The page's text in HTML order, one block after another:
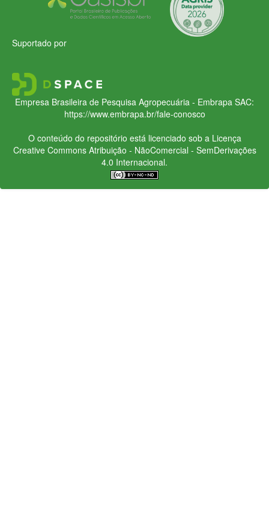
Suportado por
Empresa Brasileira de Pesquisa Agropecuária - Embrapa SAC:
https://www.embrapa.br/fale-conosco
O conteúdo do repositório está licenciado sob a Licença
Creative CommonsAtribuição - NãoComercial - SemDerivações
4.0 Internacional.